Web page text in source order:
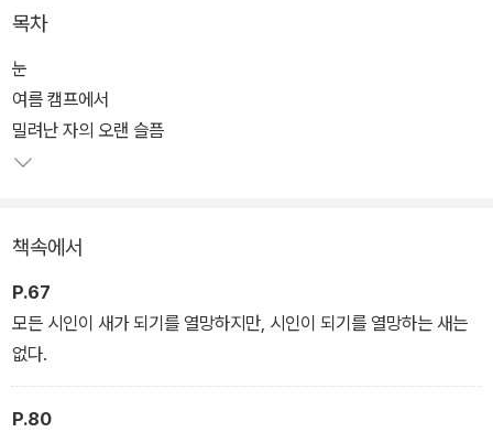
이 책에서 루플은 알베르 카뮈의 단편소설 〈자라나는 돌〉에 스치듯 등
장하는 ‘노란 스카프의 여인’을 상상 속에서 추적하고, 교실 칠판에 덩
그러니 적힌 문장이 스스로에 대해 품을 법한 생각을 그린다. 냉장고,
벤치, 일기, 이끼와 같은 평범한 사물들을 이야기의 중심에 세움으로
써, 오직 그러한 방식으로만 발견될 수 있는 삶의 의미들을 포획한다.
목차
눈
여름 캠프에서
밀려난 자의 오랜 슬픔
책속에서
P.67
모든 시인이 새가 되기를 열망하지만, 시인이 되기를 열망하는 새는
없다.
P.80